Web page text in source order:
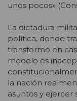
unos pocos»
La dictadura
política, donde
transformó en
modelo es
la nación
asuntos y ejercer